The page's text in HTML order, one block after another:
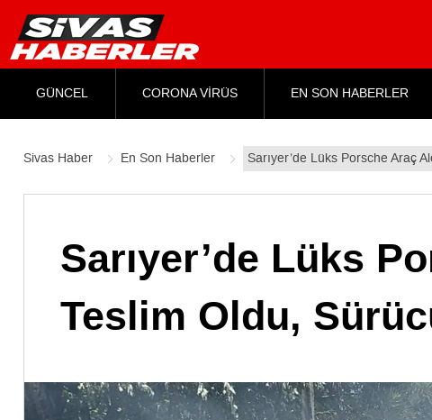
GÜNCEL CORONA VİRÜS EN SON HABERLER
Sivas Haber En Son Haberler Sarıyer’de Lüks Porsche Araç
Sarıyer’de Lüks
Teslim Oldu,